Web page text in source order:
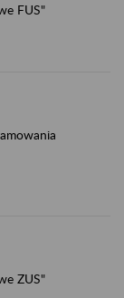
FUS"
ZUS"